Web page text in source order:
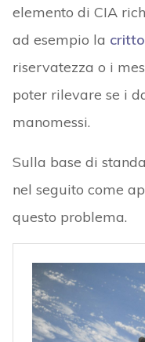
elemento di CIA
ad esempio la
riservatezza o i
poter rilevare se i
manomessi.
Sulla base di
nel seguito come
questo problema.